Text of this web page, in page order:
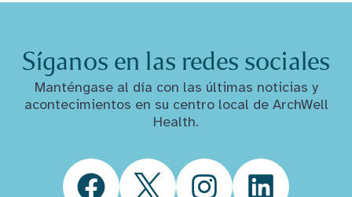
Síganos en las redes sociales
Manténgase al día con las últimas noticias y
acontecimientos en su centro local de ArchWell
Health.
FacebookTwitter InstagramLinkedIn